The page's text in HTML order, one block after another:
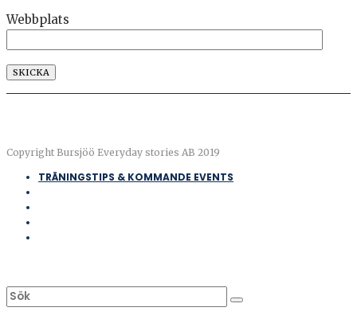
Webbplats
Copyright Bursjöö Everyday stories AB 2019
TRÄNINGSTIPS & KOMMANDE EVENTS